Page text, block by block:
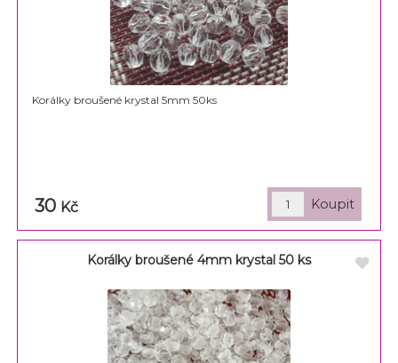
Korálky broušené krystal 5mm 50ks
30 Kč
Korálky broušené 4mm krystal 50 ks